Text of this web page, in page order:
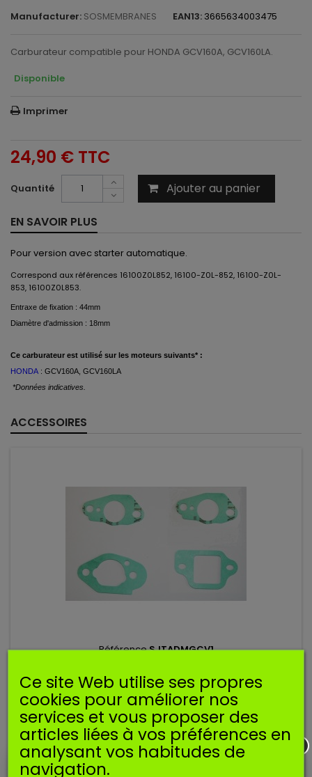
Manufacturer: SOSMEMBRANES EAN13: 3665634003475
Carburateur compatible pour HONDA GCV160A, GCV160LA.
Disponible
Imprimer
24,90 € TTC
Quantité Ajouter au panier
EN SAVOIR PLUS
Pour version avec starter automatique.
Correspond aux références 16100Z0L852, 16100-Z0L-852, 16100-Z0L-
853, 16100Z0L853.
Entraxe de fixation : 44mm
Diamètre d'admission : 18mm
Ce carburateur est utilisé sur les moteurs suivants* :
HONDA : GCV160A, GCV160LA
*Données indicatives.
ACCESSOIRES
RéférenceSJTADMGCV1
JOINTS ADMISSION POUR HONDA GCV130 GCV160
Joints d'admission pour moteur Honda GCV160
4,39 €
Ce site Web utilise ses propres
cookies pour améliorer nos
services et vous proposer des
articles liées à vos préférences en
analysant vos habitudes de
navigation.